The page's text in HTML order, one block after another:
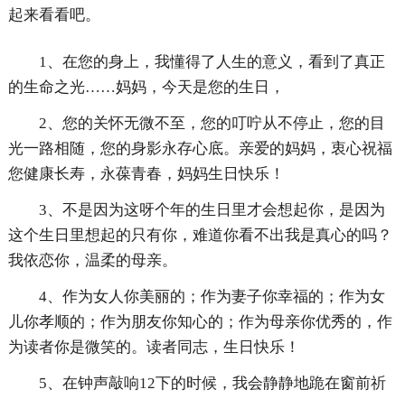
起来看看吧。
1、在您的身上，我懂得了人生的意义，看到了真正
的生命之光……妈妈，今天是您的生日，
2、您的关怀无微不至，您的叮咛从不停止，您的目
光一路相随，您的身影永存心底。亲爱的妈妈，衷心祝福
您健康长寿，永葆青春，妈妈生日快乐！
3、不是因为这呀个年的生日里才会想起你，是因为
这个生日里想起的只有你，难道你看不出我是真心的吗？
我依恋你，温柔的母亲。
4、作为女人你美丽的；作为妻子你幸福的；作为女
儿你孝顺的；作为朋友你知心的；作为母亲你优秀的，作
为读者你是微笑的。读者同志，生日快乐！
5、在钟声敲响12下的时候，我会静静地跪在窗前祈